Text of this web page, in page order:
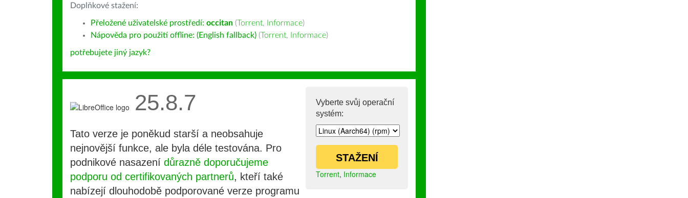
Doplňkové stažení:
Přeložené uživatelské prostředí: occitan (Torrent, Informace)
Nápověda pro použití offline: (English fallback) (Torrent, Informace)
potřebujete jiný jazyk?
Vyberte svůj operační
systém:
STAŽENÍ
Torrent, Informace
25.8.7
Tato verze je poněkud starší a neobsahuje
nejnovější funkce, ale byla déle testována. Pro
podnikové nasazení důrazně doporučujeme
podporu od certifikovaných partnerů, kteří také
nabízejí dlouhodobě podporované verze programu